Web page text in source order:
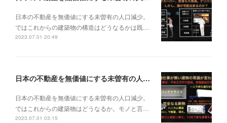
日本の不動産を無価値にする未曽有の人口減少。
ではこれからの建築物の構造はどうなるかは既…
2023.07.01 20:49
日本の不動産を無価値にする未曽有の人口減少。ではこれからの建築物はどうなるか。
日本の不動産を無価値にする未曽有の人口減少。
ではこれからの建築物はどうなるか。モノと言…
2023.07.01 03:15